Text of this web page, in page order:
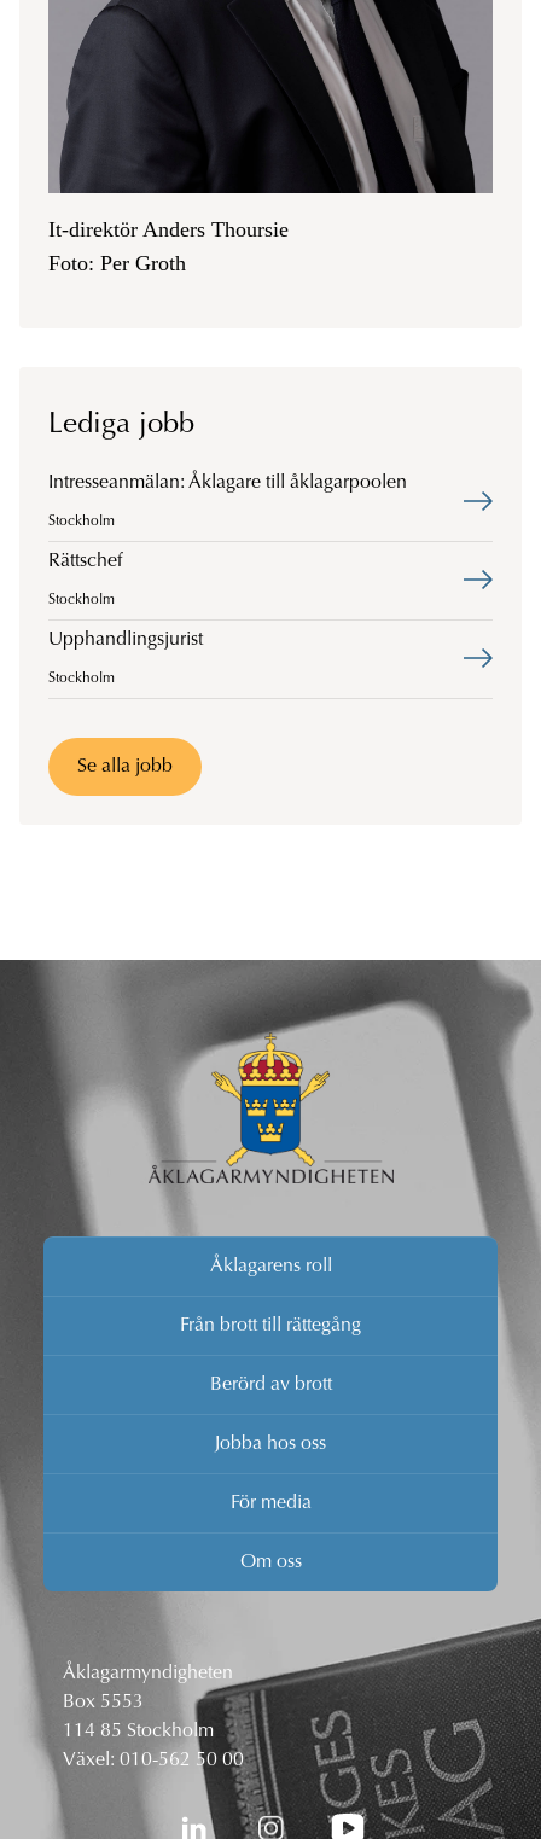
It-direktör Anders Thoursie
Foto: Per Groth
Lediga jobb
Intresseanmälan: Åklagare till åklagarpoolen
Stockholm
Rättschef
Stockholm
Upphandlingsjurist
Stockholm
Se alla jobb
Åklagarens roll
Från brott till rättegång
Berörd av brott
Jobba hos oss
För media
Om oss
Åklagarmyndigheten
Box 5553
114 85 Stockholm
Växel: 010-562 50 00